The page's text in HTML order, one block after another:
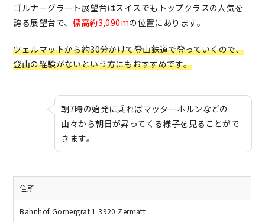
ゴルナーグラート展望台はスイスでもトップクラスの人気を
誇る展望台で、標高約3,090mの位置にあります。
ツェルマットから約30分かけて登山鉄道で登っていくので、
登山の経験がないという方にもおすすめです。
朝7時の始発に乗ればマッターホルンなどの
山々から朝日が昇ってくる様子を見ることがで
きます。
住所
Bahnhof Gornergrat 1 3920 Zermatt